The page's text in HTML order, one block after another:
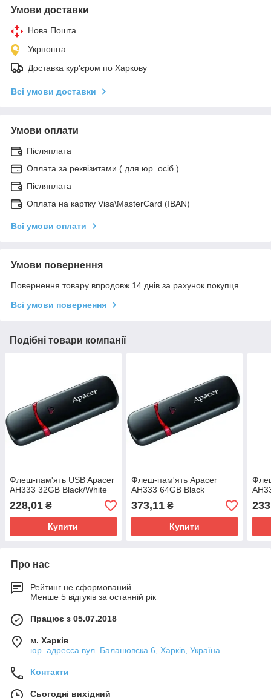
Умови доставки
Нова Пошта
Укрпошта
Доставка кур'єром по Харкову
Всі умови доставки
Умови оплати
Післяплата
Оплата за реквізитами ( для юр. осіб )
Післяплата
Оплата на картку Visa\MasterCard (IBAN)
Всі умови оплати
Умови повернення
Повернення товару впродовж 14 днів за рахунок покупця
Всі умови повернення
Подібні товари компанії
Флеш-пам'ять USB Apacer
AH333 32GB Black/White
228,01 ₴
Купити
Флеш-пам'ять Apacer
AH333 64GB Black
373,11₴
Купити
Про нас
Рейтинг не сформований
Менше 5 відгуків за останній рік
Працює з 05.07.2018
м. Харків
юр. адресса вул. Балашовска 6, Харків, Україна
Контакти
Сьогодні вихідний